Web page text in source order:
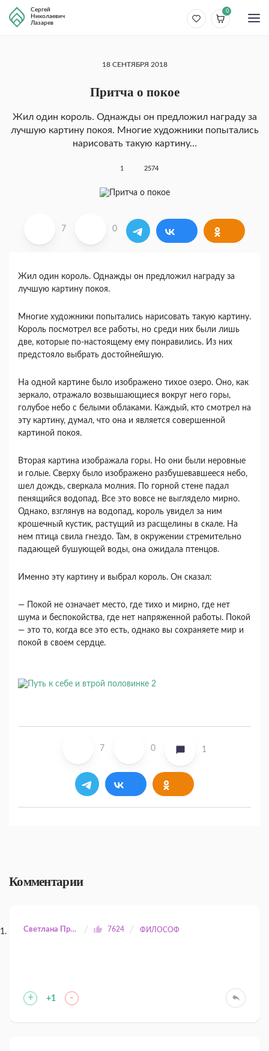
Сергей
Николаевич
Лазарев
0
18 СЕНТЯБРЯ 2018
Притча о покое
Жил один король. Однажды он предложил награду за
лучшую картину покоя. Многие художники попытались
нарисовать такую картину…
1 2574
7 0
Жил один король. Однажды он предложил награду за
лучшую картину покоя.
Многие художники попытались нарисовать такую картину.
Король посмотрел все работы, но среди них были лишь
две, которые по-настоящему ему понравились. Из них
предстояло выбрать достойнейшую.
На одной картине было изображено тихое озеро. Оно, как
зеркало, отражало возвышающиеся вокруг него горы,
голубое небо с белыми облаками. Каждый, кто смотрел на
эту картину, думал, что она и является совершенной
картиной покоя.
Вторая картина изображала горы. Но они были неровные
и голые. Сверху было изображено разбушевавшееся небо,
шел дождь, сверкала молния. По горной стене падал
пенящийся водопад. Все это вовсе не выглядело мирно.
Однако, взглянув на водопад, король увидел за ним
крошечный кустик, растущий из расщелины в скале. На
нем птица свила гнездо. Там, в окружении стремительно
падающей бушующей воды, она ожидала птенцов.
Именно эту картину и выбрал король. Он сказал:
— Покой не означает место, где тихо и мирно, где нет
шума и беспокойства, где нет напряженной работы. Покой
— это то, когда все это есть, однако вы сохраняете мир и
покой в своем сердце.
7 0 1
Комментарии
Светлана Прилуцкая 7624 ФИЛОСОФ
+ +1 -